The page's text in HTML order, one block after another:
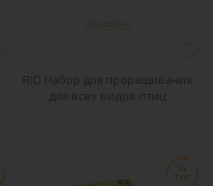
RIO Набор для проращивания
для всех видов птиц